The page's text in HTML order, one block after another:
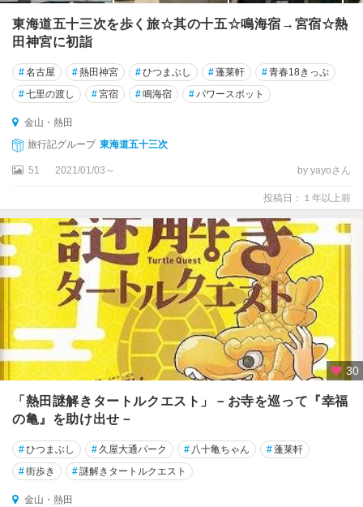
東海道五十三次を歩く旅☆其の十五☆鳴海宿→宮宿☆熱
田神宮に初詣
#名古屋 #熱田神宮 #ひつまぶし #蓬莱軒 #青春18きっぷ
#七里の渡し #宮宿 #鳴海宿 #パワースポット
金山・熱田
旅行記グループ 東海道五十三次
51 2021/01/03～ by yayoさん
投稿日：１年以上前
30
「熱田謎解きタートルクエスト」－お寺を巡って『幸福
の亀』を助け出せ－
#ひつまぶし # 久屋大通パーク # 八十亀ちゃん #蓬莱軒
#街歩き #謎解きタートルクエスト
金山・熱田